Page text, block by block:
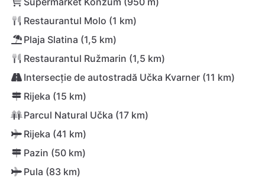
Restaurantul Molo (1 km)
Plaja Slatina (1,5 km)
Restaurantul Ružmarin (1,5 km)
Intersecție de autostradă Učka Kvarner (11 km)
Rijeka (15 km)
Parcul Natural Učka (17 km)
Rijeka (41 km)
Pazin (50 km)
Pula (83 km)